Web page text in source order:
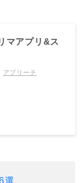
マアプリ&ス
アプリーチ